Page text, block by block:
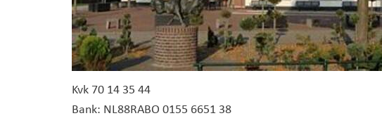
Kvk 70 14 35 44
Bank: NL88RABO 0155 6651 38